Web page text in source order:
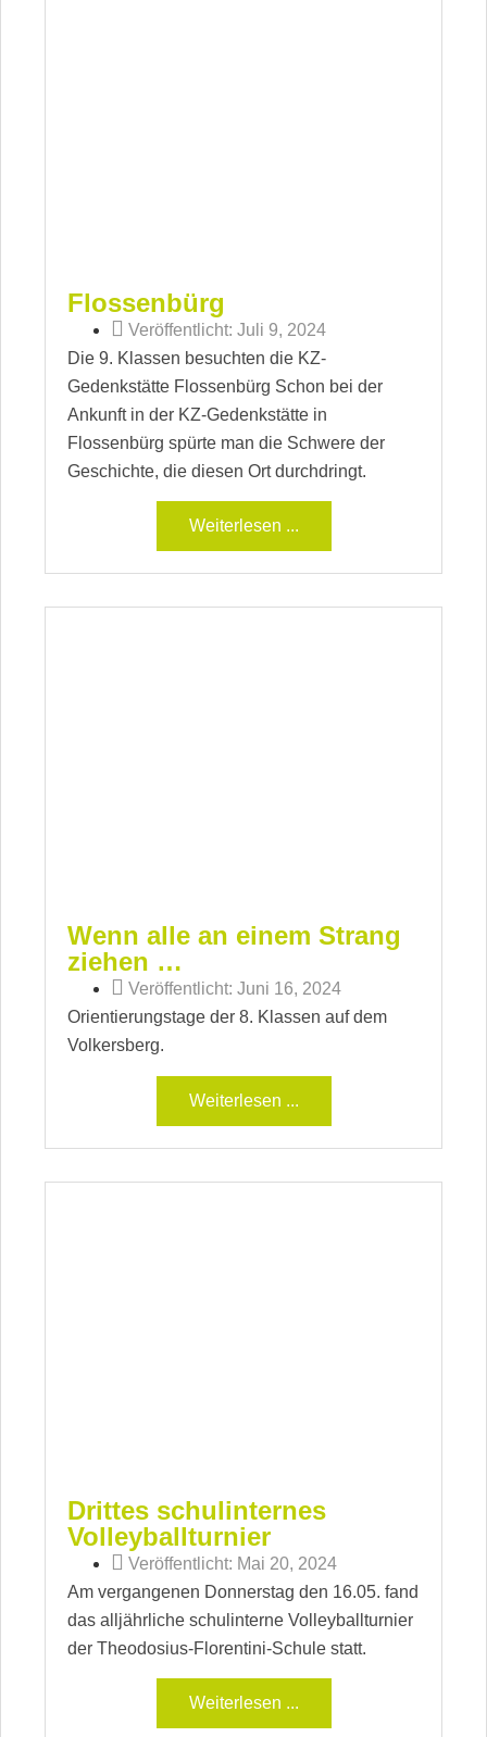
Flossenbürg
Veröffentlicht: Juli 9, 2024
Die 9. Klassen besuchten die KZ-
Gedenkstätte Flossenbürg Schon bei der
Ankunft in der KZ-Gedenkstätte in
Flossenbürg spürte man die Schwere der
Geschichte, die diesen Ort durchdringt.
Weiterlesen ...
Wenn alle an einem Strang
ziehen …
Veröffentlicht: Juni 16, 2024
Orientierungstage der 8. Klassen auf dem
Volkersberg.
Weiterlesen ...
Drittes schulinternes
Volleyballturnier
Veröffentlicht: Mai 20, 2024
Am vergangenen Donnerstag den 16.05. fand
das alljährliche schulinterne Volleyballturnier
der Theodosius-Florentini-Schule statt.
Weiterlesen ...